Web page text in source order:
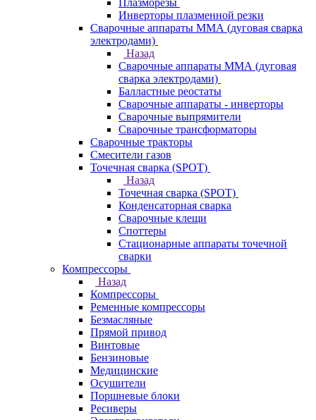
Плазморезы
Инверторы плазменной резки
Сварочные аппараты ММА (дуговая сварка
электродами)
Назад
Сварочные аппараты ММА (дуговая
сварка электродами)
Балластные реостаты
Сварочные аппараты - инверторы
Сварочные выпрямители
Сварочные трансформаторы
Сварочные тракторы
Смесители газов
Точечная сварка (SPOT)
Назад
Точечная сварка (SPOT)
Конденсаторная сварка
Сварочные клещи
Споттеры
Стационарные аппараты точечной
сварки
Компрессоры
Назад
Компрессоры
Ременные компрессоры
Безмасляные
Прямой привод
Винтовые
Бензиновые
Медицинские
Осушители
Поршневые блоки
Ресиверы